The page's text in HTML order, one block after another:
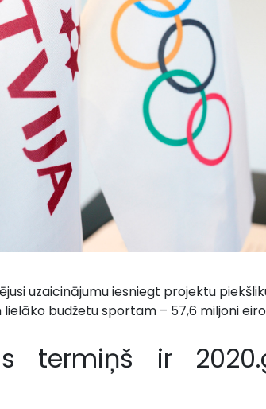
uzaicinājumu iesniegt projektu
budžetu sportam – 57,6 miljoni
termiņš ir